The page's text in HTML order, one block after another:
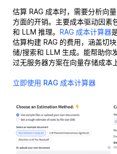
估算 RAG 成本时，需要分析向
方面的开销。主要成本驱动因素
和 LLM 推理。 RAG 成本计算器
估算构建 RAG 的费用，涵盖切
储/搜索和 LLM 生成。能帮助你
过无服务器方案在向量存储成本
立即使用 RAG 成本计算器